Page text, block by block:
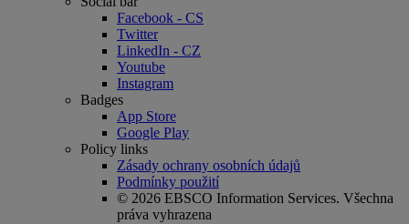
Facebook - CS
Twitter
LinkedIn - CZ
Youtube
Instagram
Badges
App Store
Google Play
Policy links
Zásady ochrany osobních údajů
Podmínky použití
© 2026 EBSCO Information Services. Všechna
práva vyhrazena